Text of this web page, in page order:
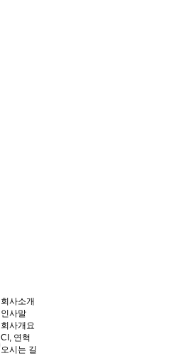
회사소개
인사말
회사개요
CI, 연혁
오시는 길